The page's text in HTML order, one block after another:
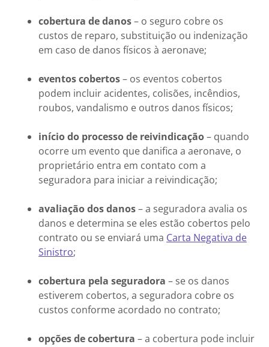
cobertura de danos– o seguro cobre os
custos de reparo, substituição ou indenização
em caso de danos físicos à aeronave;
eventos cobertos– os eventos cobertos
podem incluir acidentes, colisões, incêndios,
roubos, vandalismo e outros danos físicos;
início do processo de reivindicação– quando
ocorre um evento que danifica a aeronave, o
proprietário entra em contato com a
seguradora para iniciar a reivindicação;
avaliação dos danos– a seguradora avalia os
danos e determina se eles estão cobertos pelo
contrato ou se enviará uma Carta Negativa de
Sinistro;
cobertura pela seguradora – se os danos
estiverem cobertos, a seguradora cobre os
custos conforme acordado no contrato;
opções de cobertura – a cobertura pode incluir